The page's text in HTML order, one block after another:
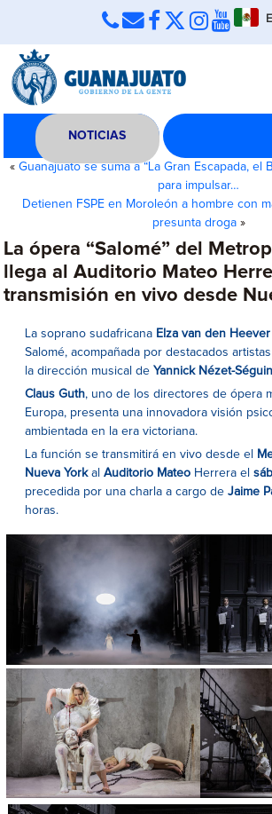
NOTICIAS
« Guanajuato se suma a “La Gran Escapada, el
para impulsar…
Detienen FSPE en Moroleón a hombre con
presunta droga»
La ópera “Salomé” del
llega al Auditorio Mateo
transmisión en vivo desde
La soprano sudafricana Elza van den Heever
Salomé, acompañada por destacados
la dirección musical de Yannick Nézet-
Claus Guth, uno de los directores de ópera
Europa, presenta una innovadora visión
ambientada en la era victoriana.
La función se transmitirá en vivo desde el
Nueva YorkalAuditorio Mateo Herrera el
precedida por una charla a cargo deJaime
horas.